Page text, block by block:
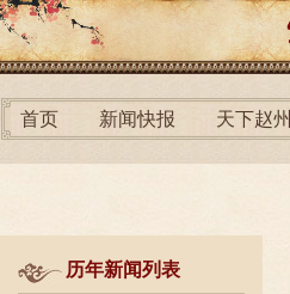
首页 新闻快报 天下赵州
历年新闻列表